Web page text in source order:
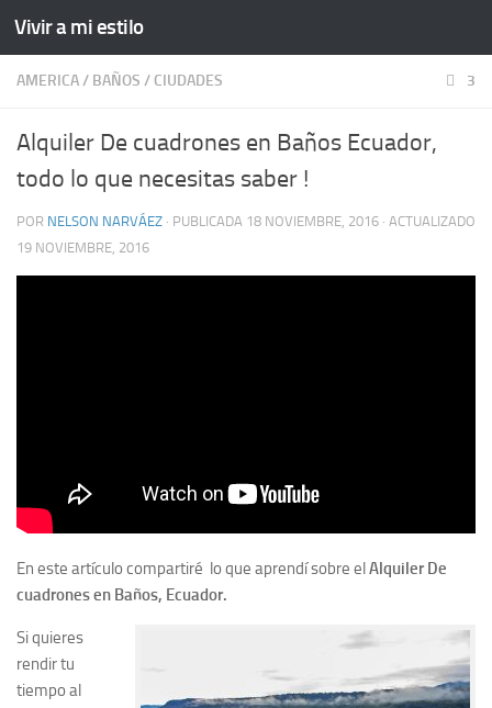
Vivir a mi estilo
AMERICA/ BAÑOS / CIUDADES 3
Alquiler De cuadrones en Baños Ecuador,
todo lo que necesitas saber !
POR NELSON NARVÁEZ · PUBLICADA 18 NOVIEMBRE, 2016 · ACTUALIZADO
19 NOVIEMBRE, 2016
En este artículo compartiré lo que aprendí sobre elAlquiler De
cuadrones en Baños, Ecuador.
Si quieres
rendir tu
tiempo al